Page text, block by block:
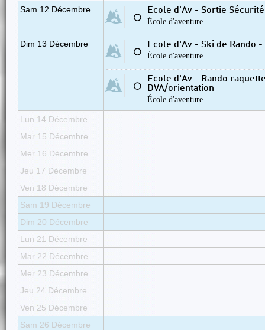
Sam 12 Décembre
⚪
Ecole d'Av - Sortie
École d'aventure
Dim 13 Décembre
⚪
Ecole d'Av - Ski de Rando
École d'aventure
⚪
Ecole d'Av - Rando
DVA/orientation
École d'aventure
Lun 14 Décembre
Mar 15 Décembre
Mer 16 Décembre
Jeu 17 Décembre
Ven 18 Décembre
Sam 19 Décembre
Dim 20 Décembre
Lun 21 Décembre
Mar 22 Décembre
Mer 23 Décembre
Jeu 24 Décembre
Ven 25 Décembre
Sam 26 Décembre